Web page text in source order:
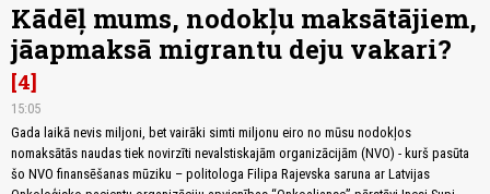
Kādēļ mums, nodokļu maksātājiem,
jāapmaksā migrantu deju vakari?
4
15:05
Gada laikā nevis miljoni, bet vairāki simti miljonu eiro no mūsu nodokļos
nomaksātās naudas tiek novirzīti nevalstiskajām organizācijām (NVO) - kurš pasūta
šo NVO finansēšanas mūziku – politologa Filipa Rajevska saruna ar Latvijas